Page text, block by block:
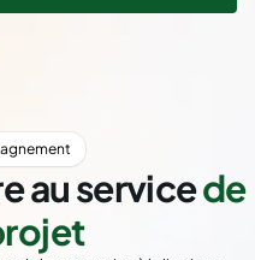
au servicede